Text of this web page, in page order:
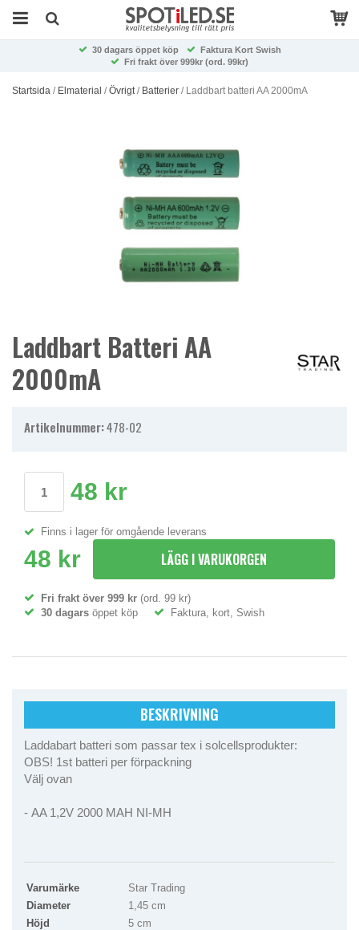
30 dagars öppet köp
Faktura Kort Swish
Fri frakt över 999kr (ord. 99kr)
Startsida / Elmaterial /Övrigt/ Batterier / Laddbart batteri AA 2000mA
Laddbart Batteri AA
2000mA
Artikelnummer:478-02
48 kr
Finns i lager för omgående leverans
48 kr LÄGG I VARUKORGEN
Fri frakt över 999 kr (ord. 99 kr)
30 dagars öppet köp Faktura, kort, Swish
BESKRIVNING
Laddabart batteri som passar tex i solcellsprodukter:
OBS! 1st batteri per förpackning
Välj ovan
- AA 1,2V 2000 MAH NI-MH
Varumärke
Star Trading
Diameter
1,45 cm
Höjd
5 cm